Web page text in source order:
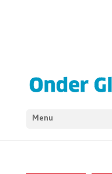
Menu